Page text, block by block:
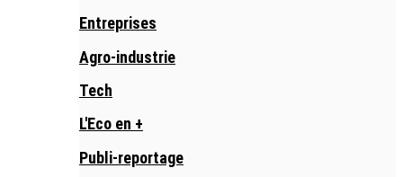
Entreprises
Agro-industrie
Tech
L'Eco en +
Publi-reportage